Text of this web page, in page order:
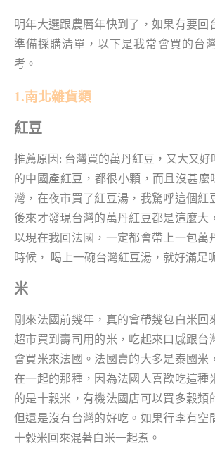
明年大選跟農曆年快到了，如果有要回
準備採購清單，以下是我常會買的台
考。
1.南北雜貨類
紅豆
推薦原因: 台灣買的萬丹紅豆，又大又好
的中國產紅豆，都很小顆，而且沒甚麼
灣，在夜市買了紅豆湯，我驚呼這個紅
後來才發現台灣的萬丹紅豆都是這麼大
以現在我回法國，一定都會帶上一包萬
時候， 喝上一碗台灣紅豆湯，就好滿足
米
剛來法國前幾年，真的會帶幾包白米回
超市買到壽司用的米，吃起來口感跟台
會買米來法國。法國賣的大多是泰國米
在一起的那種，因為法國人喜歡吃這種
的是十穀米，有機法國店可以買多穀類
但還是沒有台灣的好吃。如果行李有空
十穀米回來混著白米一起煮。